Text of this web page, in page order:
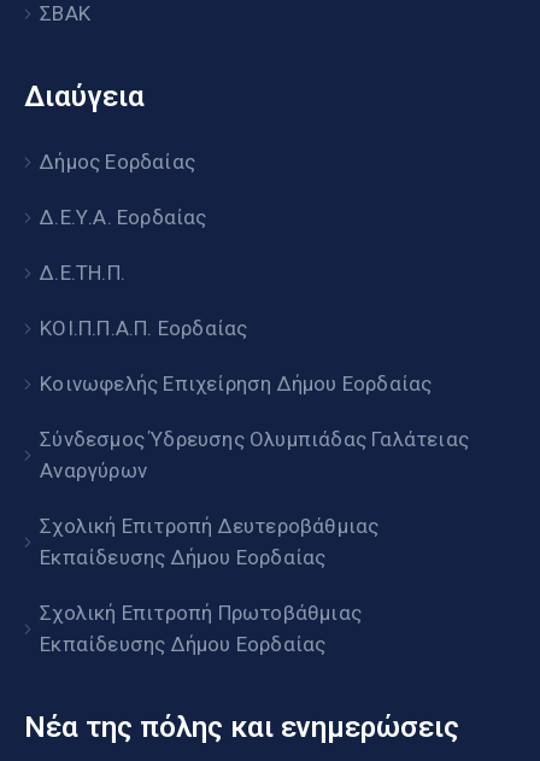
ΣΒΑΚ
Διαύγεια
Δήμος Εορδαίας
Δ.Ε.Υ.Α. Εορδαίας
Δ.Ε.ΤΗ.Π.
ΚΟΙ.Π.Π.Α.Π. Εορδαίας
Κοινωφελής Επιχείρηση Δήμου Εορδαίας
Σύνδεσμος Ύδρευσης Ολυμπιάδας Γαλάτειας
Αναργύρων
Σχολική Επιτροπή Δευτεροβάθμιας
Εκπαίδευσης Δήμου Εορδαίας
Σχολική Επιτροπή Πρωτοβάθμιας
Εκπαίδευσης Δήμου Εορδαίας
Νέα της πόλης και ενημερώσεις